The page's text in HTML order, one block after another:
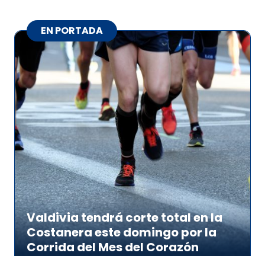
EN PORTADA
Valdivia tendrá corte total en la
Costanera este domingo por la
Corrida del Mes del Corazón